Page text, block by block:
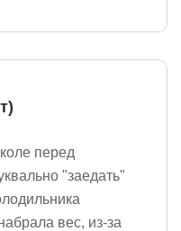
перед
"заедать"
вес, из-за